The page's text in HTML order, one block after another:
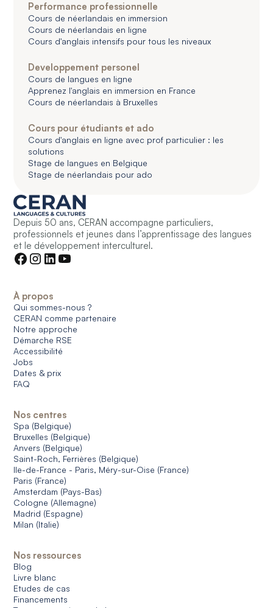
Performance professionnelle
Cours de néerlandais en immersion
Cours de néerlandais en ligne
Cours d'anglais intensifs pour tous les niveaux
Developpement personel
Cours de langues en ligne
Apprenez l'anglais en immersion en France
Cours de néerlandais à Bruxelles
Cours pour étudiants et ado
Cours d'anglais en ligne avec prof particulier : les
solutions
Stage de langues en Belgique
Stage de néerlandais pour ado
Depuis 50 ans, CERAN accompagne particuliers,
professionnels et jeunes dans l’apprentissage des langues
et le développement interculturel.
À propos
Qui sommes-nous ?
CERAN comme partenaire
Notre approche
Démarche RSE
Accessibilité
Jobs
Dates & prix
FAQ
Nos centres
Spa (Belgique)
Bruxelles (Belgique)
Anvers (Belgique)
Saint-Roch, Ferrières (Belgique)
Ile-de-France - Paris, Méry-sur-Oise (France)
Paris (France)
Amsterdam (Pays-Bas)
Cologne (Allemagne)
Madrid (Espagne)
Milan (Italie)
Nos ressources
Blog
Livre blanc
Etudes de cas
Financements